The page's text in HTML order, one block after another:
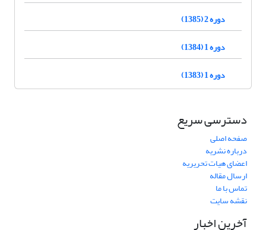
دوره 2 (1385)
دوره 1 (1384)
دوره 1 (1383)
دسترسی سریع
صفحه اصلی
درباره نشریه
اعضای هیات تحریریه
ارسال مقاله
تماس با ما
نقشه سایت
آخرین اخبار